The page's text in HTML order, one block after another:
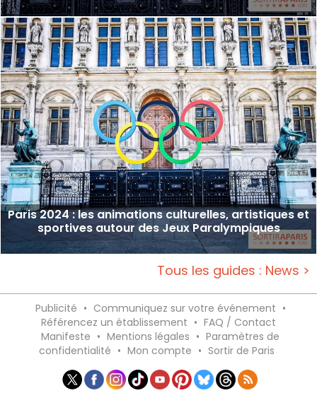
Paris 2024 : les animations culturelles, artistiques et
sportives autour des Jeux Paralympiques
Tous les guides : News >
Publicité • Communiquez sur votre événement •
Référencez un établissement • FAQ / Contact
Manifeste • Mentions légales • Paramètres de
confidentialité • Mon compte • Sortir de Paris